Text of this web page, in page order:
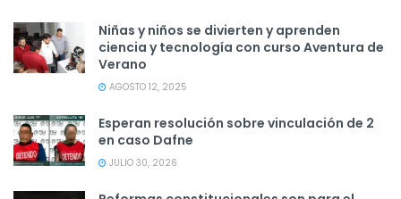
Niñas y niños se divierten y aprenden
ciencia y tecnología con curso Aventura de
Verano
AGOSTO 12, 2025
Esperan resolución sobre vinculación de 2
en caso Dafne
JULIO 30, 2026